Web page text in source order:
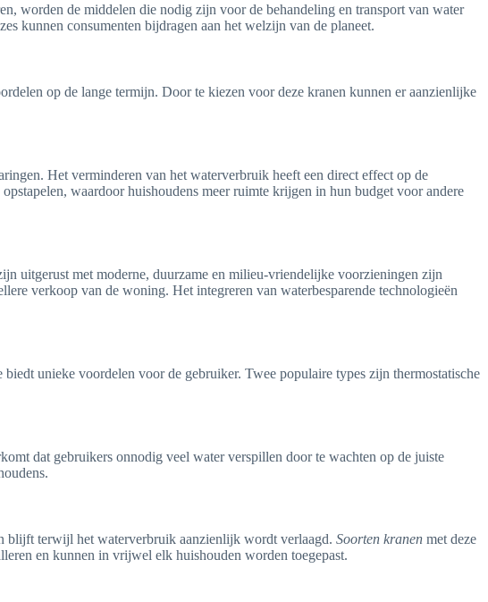
worden de middelen die nodig zijn voor de behandeling en transport van water
kunnen consumenten bijdragen aan het welzijn van de planeet.
op de lange termijn. Door te kiezen voor deze kranen kunnen er aanzienlijke
Het verminderen van het waterverbruik heeft een direct effect op de
waardoor huishoudens meer ruimte krijgen in hun budget voor andere
uitgerust met moderne, duurzame en milieu-vriendelijke voorzieningen zijn
verkoop van de woning. Het integreren van waterbesparende technologieën
unieke voordelen voor de gebruiker. Twee populaire types zijn thermostatische
dat gebruikers onnodig veel water verspillen door te wachten op de juiste
blijft terwijl het waterverbruik aanzienlijk wordt verlaagd. Soorten kranen met deze
en kunnen in vrijwel elk huishouden worden toegepast.